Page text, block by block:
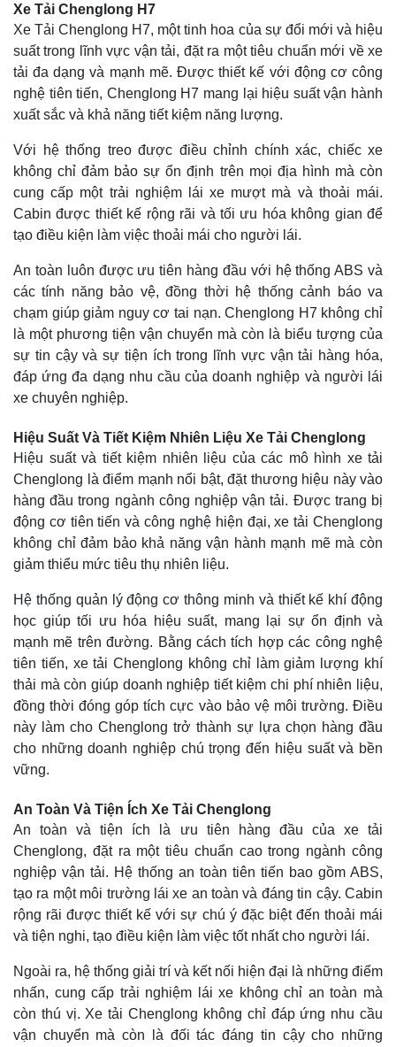
Xe Tải Chenglong H7
Xe Tải Chenglong H7, một tinh hoa của sự đổi mới và hiệu
suất trong lĩnh vực vận tải, đặt ra một tiêu chuẩn mới về xe
tải đa dạng và mạnh mẽ. Được thiết kế với động cơ công
nghệ tiên tiến, Chenglong H7 mang lại hiệu suất vận hành
xuất sắc và khả năng tiết kiệm năng lượng.
Với hệ thống treo được điều chỉnh chính xác, chiếc xe
không chỉ đảm bảo sự ổn định trên mọi địa hình mà còn
cung cấp một trải nghiệm lái xe mượt mà và thoải mái.
Cabin được thiết kế rộng rãi và tối ưu hóa không gian để
tạo điều kiện làm việc thoải mái cho người lái.
An toàn luôn được ưu tiên hàng đầu với hệ thống ABS và
các tính năng bảo vệ, đồng thời hệ thống cảnh báo va
chạm giúp giảm nguy cơ tai nạn. Chenglong H7 không chỉ
là một phương tiện vận chuyển mà còn là biểu tượng của
sự tin cậy và sự tiện ích trong lĩnh vực vận tải hàng hóa,
đáp ứng đa dạng nhu cầu của doanh nghiệp và người lái
xe chuyên nghiệp.
Hiệu Suất Và Tiết Kiệm Nhiên Liệu Xe Tải Chenglong
Hiệu suất và tiết kiệm nhiên liệu của các mô hình xe tải
Chenglong là điểm mạnh nổi bật, đặt thương hiệu này vào
hàng đầu trong ngành công nghiệp vận tải. Được trang bị
động cơ tiên tiến và công nghệ hiện đại, xe tải Chenglong
không chỉ đảm bảo khả năng vận hành mạnh mẽ mà còn
giảm thiểu mức tiêu thụ nhiên liệu.
Hệ thống quản lý động cơ thông minh và thiết kế khí động
học giúp tối ưu hóa hiệu suất, mang lại sự ổn định và
mạnh mẽ trên đường. Bằng cách tích hợp các công nghệ
tiên tiến, xe tải Chenglong không chỉ làm giảm lượng khí
thải mà còn giúp doanh nghiệp tiết kiệm chi phí nhiên liệu,
đồng thời đóng góp tích cực vào bảo vệ môi trường. Điều
này làm cho Chenglong trở thành sự lựa chọn hàng đầu
cho những doanh nghiệp chú trọng đến hiệu suất và bền
vững.
An Toàn Và Tiện Ích Xe Tải Chenglong
An toàn và tiện ích là ưu tiên hàng đầu của xe tải
Chenglong, đặt ra một tiêu chuẩn cao trong ngành công
nghiệp vận tải. Hệ thống an toàn tiên tiến bao gồm ABS,
tạo ra một môi trường lái xe an toàn và đáng tin cậy. Cabin
rộng rãi được thiết kế với sự chú ý đặc biệt đến thoải mái
và tiện nghi, tạo điều kiện làm việc tốt nhất cho người lái.
Ngoài ra, hệ thống giải trí và kết nối hiện đại là những điểm
nhấn, cung cấp trải nghiệm lái xe không chỉ an toàn mà
còn thú vị. Xe tải Chenglong không chỉ đáp ứng nhu cầu
vận chuyển mà còn là đối tác đáng tin cậy cho những